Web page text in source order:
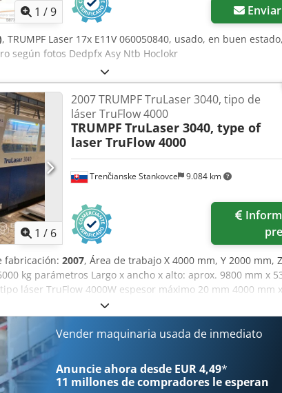
1 /9
, TRUMPF Laser 17x E11V 060050840, usado, en buen
según fotos Dedpfx Asy Ntb Hoclokr
1 / 6
Trenčianske Stankovce 9.084 km
2007 TRUMPF TruLaser 3040, tipo de
láser TruFlow 4000
TRUMPF TruLaser 3040, type of
laser TruFlow 4000
fabricación: 2007, Área de trabajo X 4000 mm, Y 2000 mm,
kg parámetros Largo x ancho x alto: aprox. 9800 mm x
láser TruFlow 4000W espesor máximo 20 mm 4000 mm
carga, grúa no incluidos Precio de la máquina incluido - más
Resonador/HD Bomba 1: 87603 - chorro encendido/bomba
KNC/H 1500/65- Temperatura máxima: 650 °C- Rango
300°C – 600°C- Dimensiones externas aprox. x P): 2800 x
de la puerta apertura hidráulica - dimensiones
Zonas de calentamiento: 1- Peso máximo del lote:
Vender maquinaria usada de inmediato
Anuncie ahora desde EUR 4,49*
11 millones de compradores le esperan